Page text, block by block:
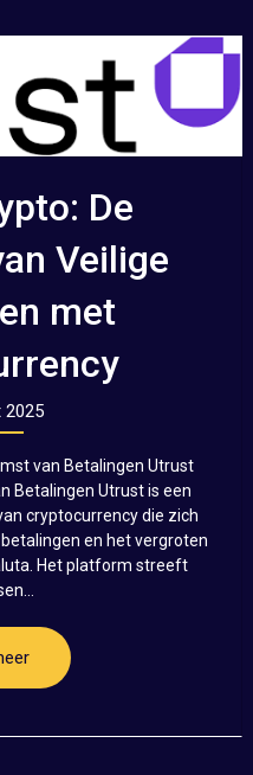
De
Veilige
met
2025
van Betalingen Utrust
Betalingen Utrust is een
cryptocurrency die zich
en het vergroten
Het platform streeft